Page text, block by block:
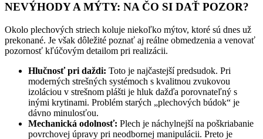
NEVÝHODY A MÝTY: NA ČO SI DAŤ POZOR?
Okolo plechových striech koluje niekoľko mýtov, ktoré sú dnes už
prekonané. Je však dôležité poznať aj reálne obmedzenia a venovať
pozornosť kľúčovým detailom pri realizácii.
Hlučnosť pri daždi: Toto je najčastejší predsudok. Pri
moderných strešných systémoch s kvalitnou zvukovou
izoláciou v strešnom plášti je hluk dažďa porovnateľný s
inými krytinami. Problém starých „plechových búdok“ je
dávno minulosťou.
Mechanická odolnosť: Plech je náchylnejší na poškriabanie
povrchovej úpravy pri neodbornej manipulácii. Preto je